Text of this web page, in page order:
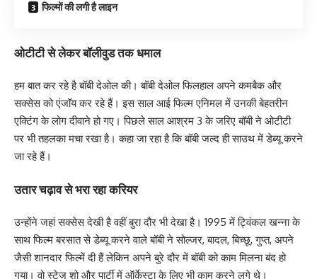
फिल्मों की लगी है लाइन
ओटीटी से लेकर बॉलीवुड तक धमाल
हम बात कर रहे है बॉबी देओल की। बॉबी देओल फिलहाल अपने कमबैक और
सक्सेस को एंजॉय कर रहे हैं। इस साल आई फिल्म एनिमल में उनकी बेहतरीन
एक्टिंग के लोग दीवाने हो गए। पिछले साल आश्रम 3 के जरिए बॉबी ने ओटीटी
पर भी तहलका मचा रखा है। कहा जा रहा है कि बॉबी जल्द ही साउथ में डेब्यू करने
जा रहे हैं।
उतार चढ़ाव से भरा रहा करियर
उन्होंने जहां सक्सेस देखी है वहीं बुरा दौर भी देखा है। 1995 में ट्विंकल खन्ना के
साथ फिल्म बरसात से डेब्यू करने वाले बॉबी ने सोल्जर, बादल, बिच्छू, गुप्त, अपने
जैसी शानदार फिल्में दी हैं लेकिन अपने बुरे दौर में बॉबी को काम मिलना बंद हो
गया। वो स्टेज शो और पार्टी में ऑर्केस्टा के लिए भी काम करने लगे थे।